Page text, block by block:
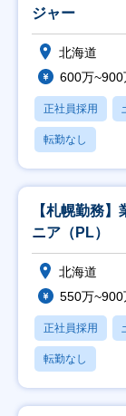
ジャー
北海道
600万~900
正社員採用
転勤なし
【札幌勤務
ニア（PL）
北海道
550万~900
正社員採用
転勤なし